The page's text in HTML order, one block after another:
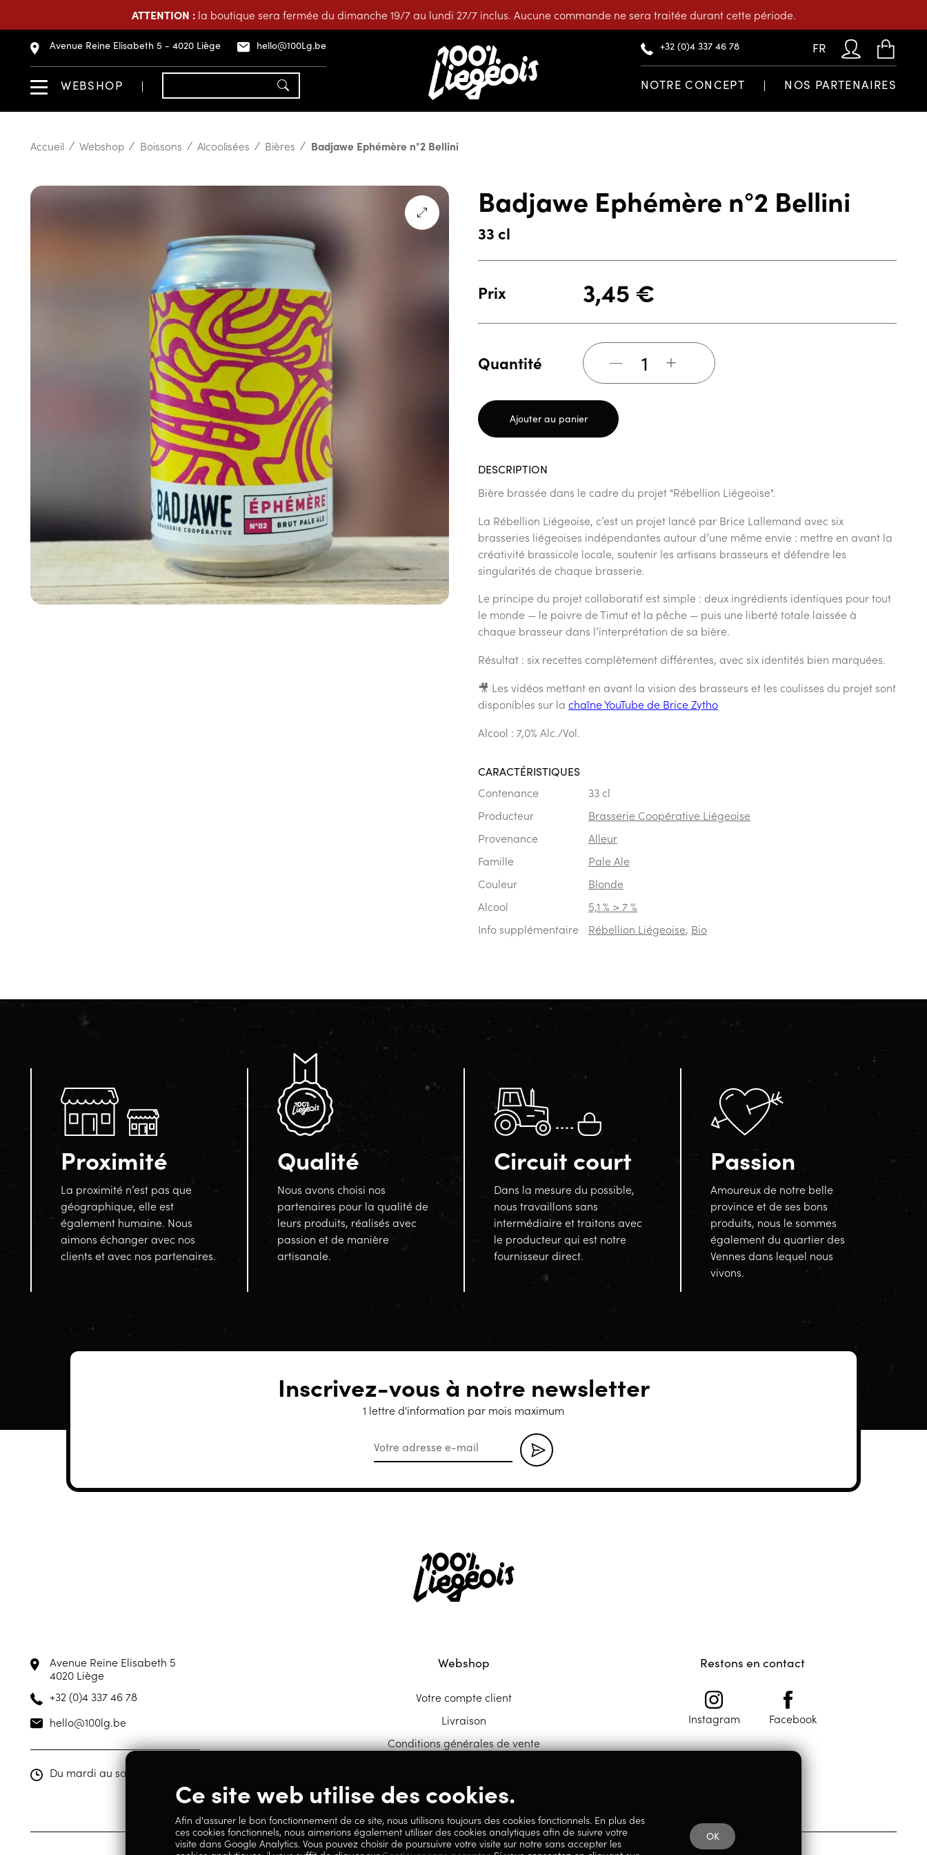
ATTENTION :la boutique sera fermée du dimanche 19/7 au lundi 27/7 inclus. Aucune commande ne sera traitée durant cette période.
Avenue Reine Elisabeth 5 - 4020 Liège hello@100Lg.be
WEBSHOP
+32 (0)4 337 46 78 FR
NOTRE CONCEPT NOS PARTENAIRES
Accueil Webshop Boissons Alcoolisées Bières Badjawe Ephémère n°2 Bellini
Badjawe Ephémère n°2 Bellini
33 cl
Prix 3,45 €
Quantité +
Ajouter au panier
DESCRIPTION
Bière brassée dans le cadre du projet "Rébellion Liégeoise".
La Rébellion Liégeoise, c’est un projet lancé par Brice Lallemand avec six
brasseries liégeoises indépendantes autour d’une même envie : mettre en avant la
créativité brassicole locale, soutenir les artisans brasseurs et défendre les
singularités de chaque brasserie.
Le principe du projet collaboratif est simple : deux ingrédients identiques pour tout
le monde — le poivre de Timut et la pêche — puis une liberté totale laissée à
chaque brasseur dans l’interprétation de sa bière.
Résultat : six recettes complètement différentes, avec six identités bien marquées.
🎥 Les vidéos mettant en avant la vision des brasseurs et les coulisses du projet sont
disponibles sur la chaîne YouTube de Brice Zytho
Alcool : 7,0% Alc./Vol.
CARACTÉRISTIQUES
Contenance
33 cl
Producteur
Brasserie Coopérative Liégeoise
Provenance
Alleur
Famille
Pale Ale
Couleur
Blonde
Alcool
5,1 % > 7 %
Info supplémentaire
Rébellion Liégeoise, Bio
Proximité
La proximité n’est pas que
géographique, elle est
également humaine. Nous
aimons échanger avec nos
clients et avec nos partenaires.
Qualité
Nous avons choisi nos
partenaires pour la qualité de
leurs produits, réalisés avec
passion et de manière
artisanale.
Circuit court
Dans la mesure du possible,
nous travaillons sans
intermédiaire et traitons avec
le producteur qui est notre
fournisseur direct.
Passion
Amoureux de notre belle
province et de ses bons
produits, nous le sommes
également du quartier des
Vennes dans lequel nous
vivons.
Inscrivez-vous à notre newsletter
1 lettre d'information par mois maximum
Avenue Reine Elisabeth 5
4020 Liège
+32 (0)4 337 46 78
hello@100lg.be
Du mardi au samedi de 10h00 à 19h00
Webshop
Votre compte client
Livraison
Conditions générales de vente
Restons en contact
Instagram Facebook
Ce site web utilise des cookies.
Afin d'assurer le bon fonctionnement de ce site, nous utilisons toujours des cookies fonctionnels. En plus des
ces cookies fonctionnels, nous aimerions également utiliser des cookies analytiques afin de suivre votre
visite dans Google Analytics. Vous pouvez choisir de poursuivre votre visite sur notre sans accepter les
OK